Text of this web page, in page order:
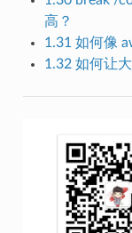
高？
1.31 如何像
1.32 如何让